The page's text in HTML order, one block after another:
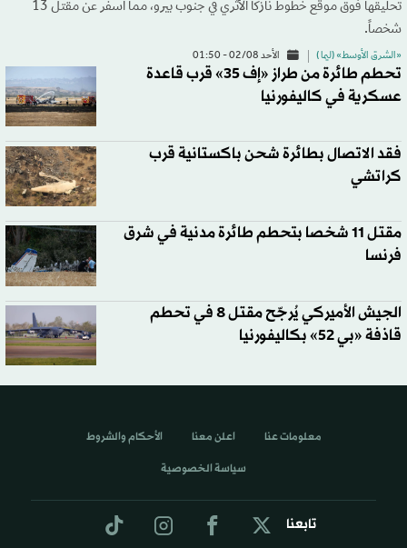
تحليقها فوق موقع خطوط نازكا الأثري في جنوب بيرو، مما أسفر عن مقتل 13
شخصاً.
«الشرق الأوسط» (ليما ) الأحد 02/08 - 01:50
تحطم طائرة من طراز «إف 35» قرب قاعدة
عسكرية في كاليفورنيا
فقد الاتصال بطائرة شحن باكستانية قرب
كراتشي
مقتل 11 شخصا بتحطم طائرة مدنية في شرق
فرنسا
الجيش الأميركي يُرجّح مقتل 8 في تحطم
قاذفة «بي 52» بكاليفورنيا
تابعنا
معلومات عنا اعلن معنا الأحكام والشروط
سياسة الخصوصية